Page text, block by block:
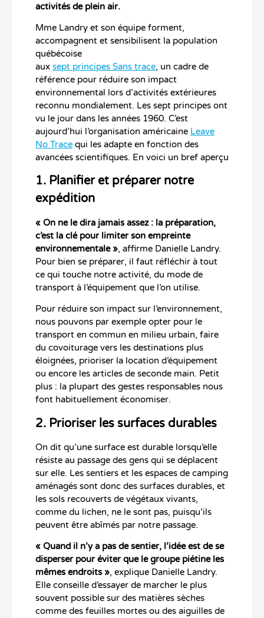
activités de plein air.
Mme Landry et son équipe forment,
accompagnent et sensibilisent la population
québécoise
aux sept principes Sans trace, un cadre de
référence pour réduire son impact
environnemental lors d’activités extérieures
reconnu mondialement. Les sept principes ont
vu le jour dans les années 1960. C’est
aujourd’hui l’organisation américaine Leave
No Trace qui les adapte en fonction des
avancées scientifiques. En voici un bref aperçu
1. Planifier et préparer notre
expédition
« On ne le dira jamais assez : la préparation,
c’est la clé pour limiter son empreinte
environnementale », affirme Danielle Landry.
Pour bien se préparer, il faut réfléchir à tout
ce qui touche notre activité, du mode de
transport à l’équipement que l’on utilise.
Pour réduire son impact sur l’environnement,
nous pouvons par exemple opter pour le
transport en commun en milieu urbain, faire
du covoiturage vers les destinations plus
éloignées, prioriser la location d’équipement
ou encore les articles de seconde main. Petit
plus : la plupart des gestes responsables nous
font habituellement économiser.
2. Prioriser les surfaces durables
On dit qu’une surface est durable lorsqu’elle
résiste au passage des gens qui se déplacent
sur elle. Les sentiers et les espaces de camping
aménagés sont donc des surfaces durables, et
les sols recouverts de végétaux vivants,
comme du lichen, ne le sont pas, puisqu’ils
peuvent être abîmés par notre passage.
« Quand il n’y a pas de sentier, l’idée est de se
disperser pour éviter que le groupe piétine les
mêmes endroits », explique Danielle Landry.
Elle conseille d’essayer de marcher le plus
souvent possible sur des matières sèches
comme des feuilles mortes ou des aiguilles de